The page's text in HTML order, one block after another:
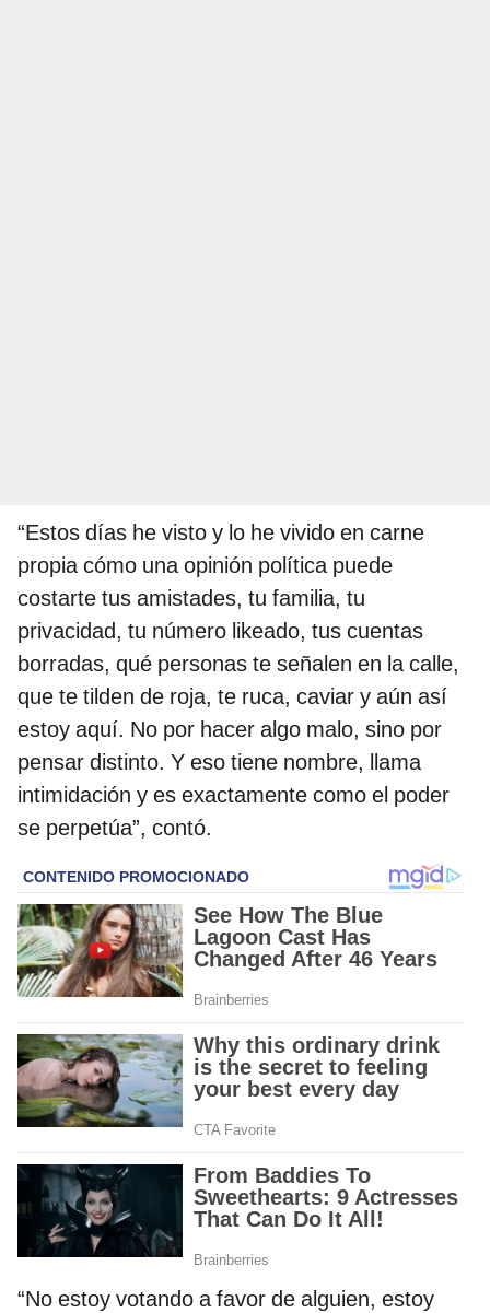
“Estos días he visto y lo he vivido en carne
propia cómo una opinión política puede
costarte tus amistades, tu familia, tu
privacidad, tu número likeado, tus cuentas
borradas, qué personas te señalen en la calle,
que te tilden de roja, te ruca, caviar y aún así
estoy aquí. No por hacer algo malo, sino por
pensar distinto. Y eso tiene nombre, llama
intimidación y es exactamente como el poder
se perpetúa”, contó.
“No estoy votando a favor de alguien, estoy